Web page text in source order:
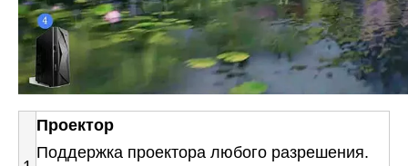
Проектор
Поддержка проектора любого разрешения.